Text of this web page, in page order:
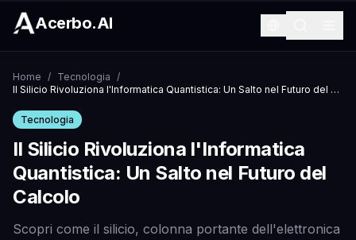
Acerbo.AI
Home / Tecnologia /
Il Silicio Rivoluziona l'Informatica Quantistica: Un Salto nel Futuro del Calcolo
Tecnologia
Il Silicio Rivoluziona l'Informatica
Quantistica: Un Salto nel Futuro del
Calcolo
Scopri come il silicio, colonna portante dell'elettronica